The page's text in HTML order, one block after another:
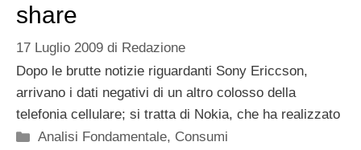
share
17 Luglio 2009 di Redazione
Dopo le brutte notizie riguardanti Sony Ericcson,
arrivano i dati negativi di un altro colosso della
telefonia cellulare; si tratta di Nokia, che ha realizzato
Categorie
Analisi Fondamentale, Consumi